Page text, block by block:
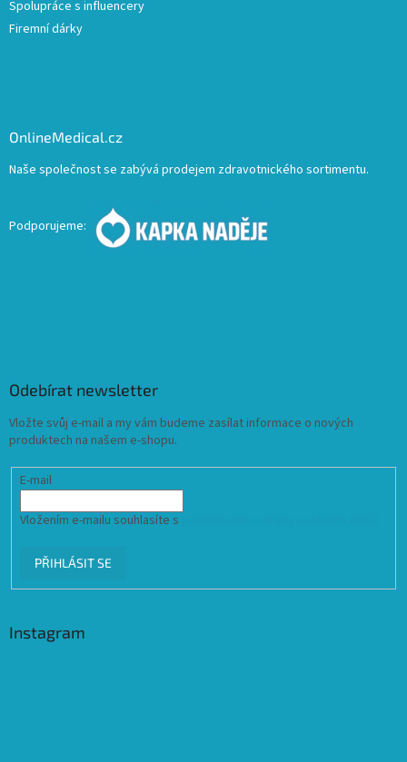
Spolupráce s influencery
Firemní dárky
OnlineMedical.cz
Naše společnost se zabývá prodejem zdravotnického sortimentu.
Podporujeme:
Odebírat newsletter
Vložte svůj e-mail a my vám budeme zasílat informace o nových
produktech na našem e-shopu.
E-mail
Vložením e-mailu souhlasíte s
PŘIHLÁSIT SE
Instagram